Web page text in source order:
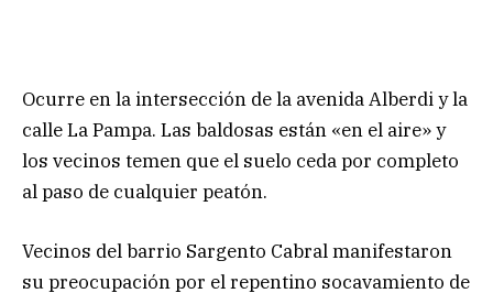
Ocurre en la intersección de la avenida Alberdi y la
calle La Pampa. Las baldosas están «en el aire» y
los vecinos temen que el suelo ceda por completo
al paso de cualquier peatón.
Vecinos del barrio Sargento Cabral manifestaron
su preocupación por el repentino socavamiento de